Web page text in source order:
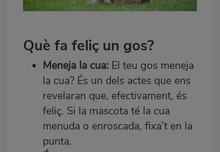
Què fa feliç un gos?
Meneja la cua: El teu gos meneja
la cua? És un dels actes que ens
revelaran que, efectivament, és
feliç. Si la mascota té la cua
menuda o enroscada, fixa’t en la
punta.